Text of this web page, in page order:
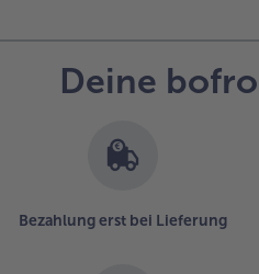
Deine
Bezahlung erst bei Lieferung